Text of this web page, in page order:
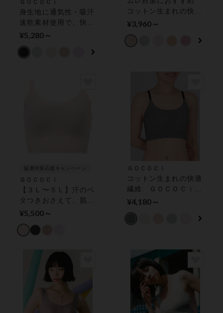
ＧＯＣＯＣｉ
身生地に通気性・吸汗
速乾素材使用で、快適
な肌ざわり【涼感】
¥5,280～
コットン生まれの快適
繊維 ＧＯＣＯＣｉ
ップ
¥3,960～
猛暑対策応援キャンペーン
ＧＯＣＯＣｉ
【３Ｌ〜５Ｌ】汗のベ
タつきおさえて、肌ざ
わりさらさら【涼感】
¥5,500～
ＧＯＣＯＣｉ
コットン生まれの快適
繊維 ＧＯＣＯＣｉ
（ゴコチ） ハーフト
¥4,180～